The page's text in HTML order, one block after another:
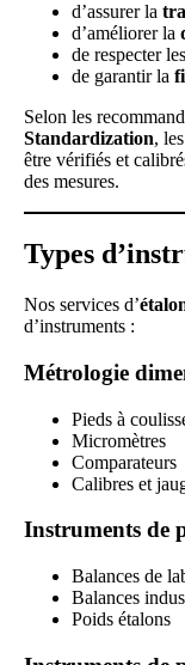
d’assurer la
d’améliorer la
de respecter les
de garantir la
Selon les
Standardization,
être vérifiés et
des mesures.
Types
Nos services d’
d’instruments :
Métrologie
Pieds à
Micromètres
Comparateurs
Calibres et
Instruments de
Balances de
Balances
Poids étalons